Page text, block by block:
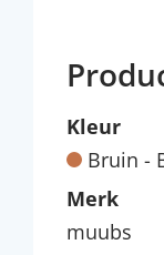
Kleur
Bruin -
Merk
muubs